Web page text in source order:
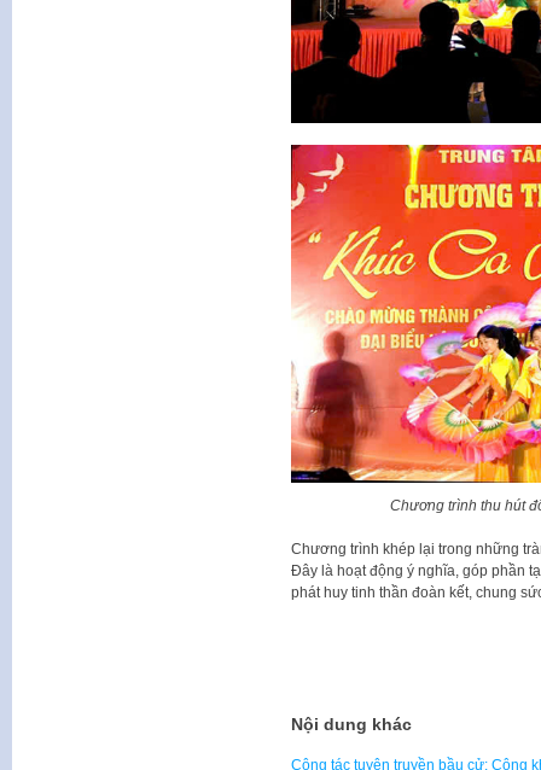
Chương trình thu hút
Chương trình khép lại trong những
Đây là hoạt động ý nghĩa, góp phần
phát huy tinh thần đoàn kết, chung
Nội dung khác
Công tác tuyên truyền bầu cử: Công